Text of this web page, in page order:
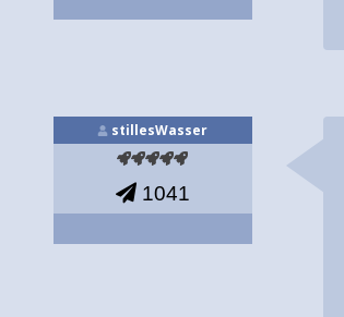
stillesWasser
1041